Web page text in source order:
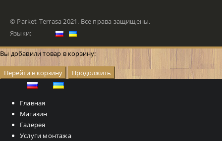
© Parket-Terrasa 2021. Все права защищены.
Языки:
Вы добавили товар в корзину:
Перейти в корзину Продолжить
Главная
Магазин
Галерея
Услуги монтажа